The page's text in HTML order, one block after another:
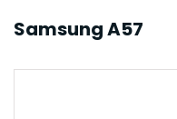
Samsung A57